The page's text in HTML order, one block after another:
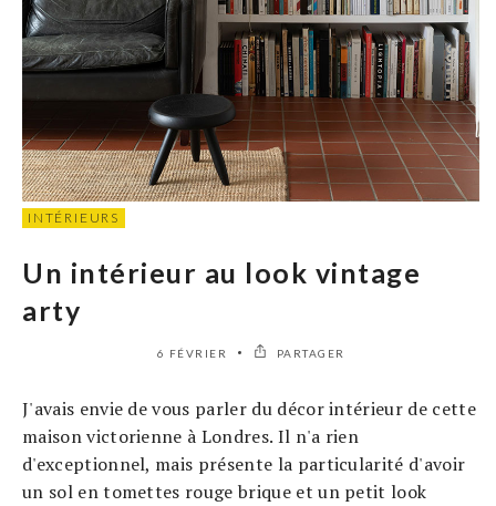
INTÉRIEURS
Un intérieur au look vintage
arty
6 FÉVRIER PARTAGER
J'avais envie de vous parler du décor intérieur de cette
maison victorienne à Londres. Il n'a rien
d'exceptionnel, mais présente la particularité d'avoir
un sol en tomettes rouge brique et un petit look